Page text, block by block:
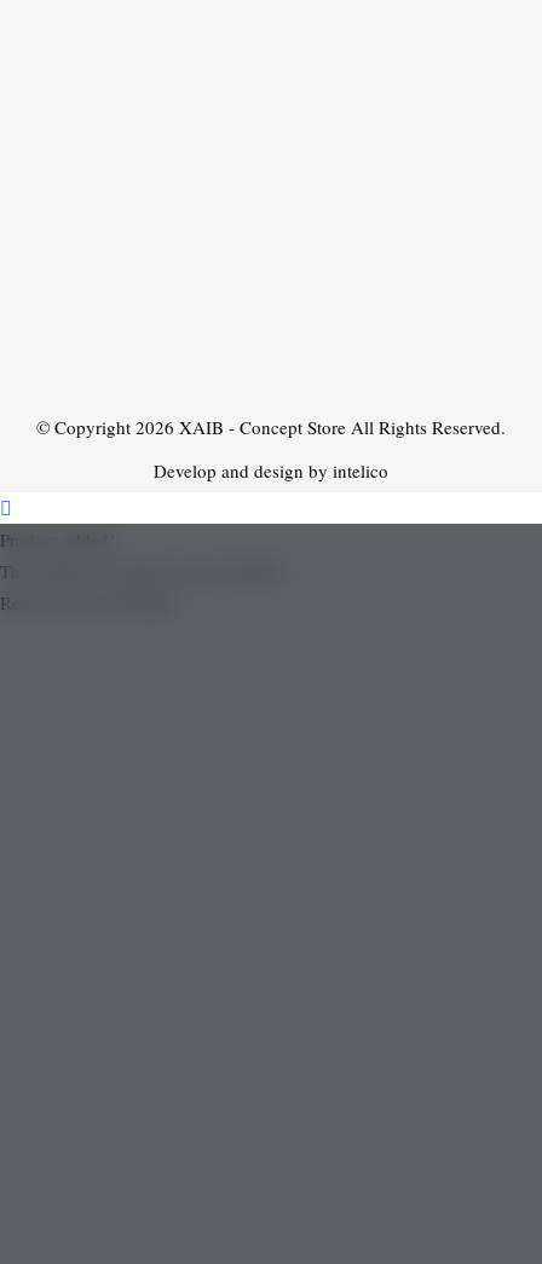
© Copyright 2026 XAIB - Concept Store All Rights Reserved.
Develop and design by intelico
Product added!
The product is already in the wishlist!
Removed from Wishlist